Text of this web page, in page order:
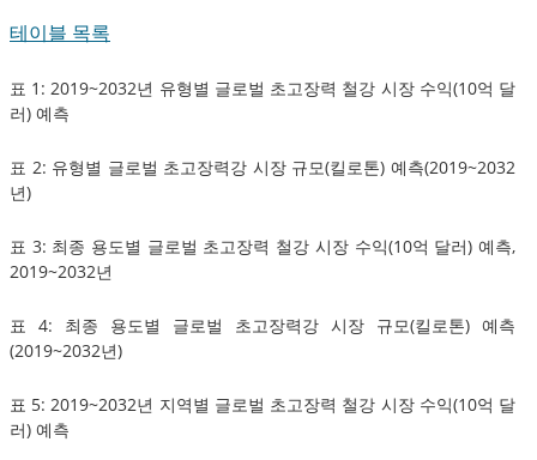
테이블 목록
표 1: 2019~2032년 유형별 글로벌 초고장력 철강 시장 수익(10억 달
러) 예측
표 2: 유형별 글로벌 초고장력강 시장 규모(킬로톤) 예측(2019~2032
년)
표 3: 최종 용도별 글로벌 초고장력 철강 시장 수익(10억 달러) 예측,
2019~2032년
표 4: 최종 용도별 글로벌 초고장력강 시장 규모(킬로톤) 예측
(2019~2032년)
표 5: 2019~2032년 지역별 글로벌 초고장력 철강 시장 수익(10억 달
러) 예측